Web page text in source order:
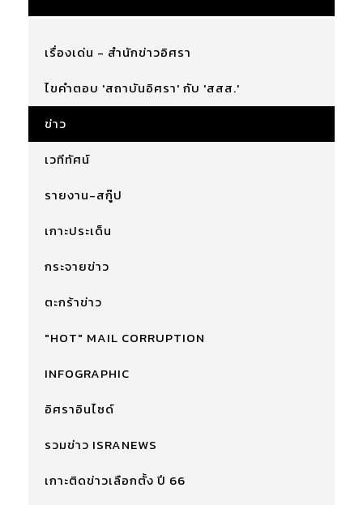
เรื่องเด่น - สำนักข่าวอิศรา
ไขคำตอบ 'สถาบันอิศรา' กับ 'สสส.'
ข่าว
เวทีทัศน์
รายงาน-สกู๊ป
เกาะประเด็น
กระจายข่าว
ตะกร้าข่าว
"HOT" MAIL CORRUPTION
INFOGRAPHIC
อิศราอินไซด์
รวมข่าว ISRANEWS
เกาะติดข่าวเลือกตั้ง ปี 66